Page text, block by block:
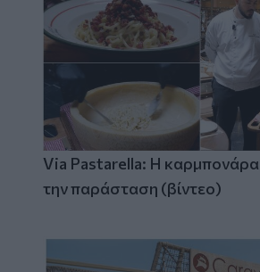
Via Pastarella: Η καρμπονάρα
την παράσταση (βίντεο)